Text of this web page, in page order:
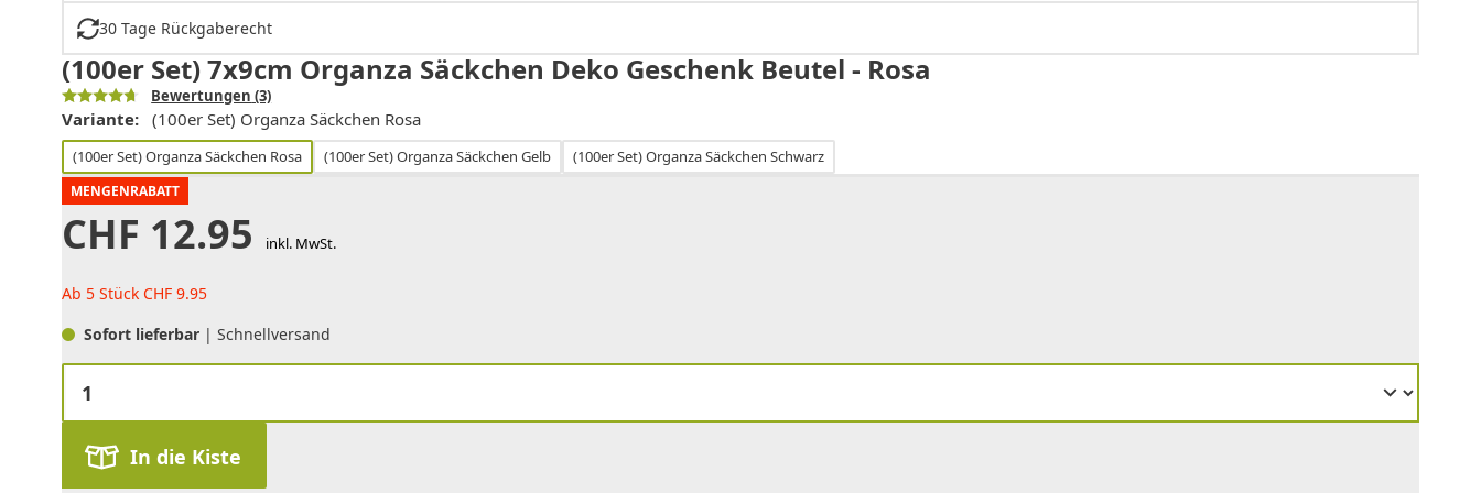
30 Tage Rückgaberecht
(100er Set) 7x9cm Organza Säckchen Deko Geschenk Beutel - Rosa
Bewertungen (3)
Variante: (100er Set) Organza Säckchen Rosa
(100er Set) Organza Säckchen Rosa (100er Set) Organza Säckchen Gelb (100er Set) Organza Säckchen Schwarz
MENGENRABATT
CHF 12.95 inkl. MwSt.
Ab 5 Stück CHF 9.95
Sofort lieferbar | Schnellversand
In die Kiste